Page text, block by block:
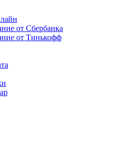
от Сбербанка
от Тинькофф